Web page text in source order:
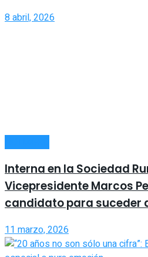
8 abril, 2026
Interna en la Sociedad
Vicepresidente Marcos
candidato para suceder
11 marzo, 2026